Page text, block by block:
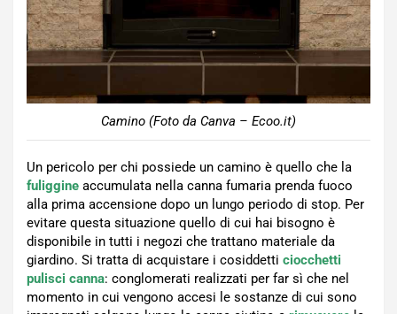
Camino (Foto da Canva – Ecoo.it)
Un pericolo per chi possiede un camino è quello che la
fuliggine accumulata nella canna fumaria prenda fuoco
alla prima accensione dopo un lungo periodo di stop. Per
evitare questa situazione quello di cui hai bisogno è
disponibile in tutti i negozi che trattano materiale da
giardino. Si tratta di acquistare i cosiddetti ciocchetti
pulisci canna: conglomerati realizzati per far sì che nel
momento in cui vengono accesi le sostanze di cui sono